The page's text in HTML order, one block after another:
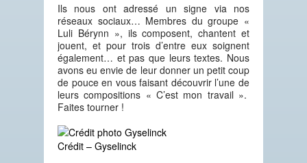
Ils nous ont adressé un signe via nos
réseaux sociaux… Membres du groupe «
Luli Bérynn », ils composent, chantent et
jouent, et pour trois d’entre eux soignent
également… et pas que leurs textes. Nous
avons eu envie de leur donner un petit coup
de pouce en vous faisant découvrir l’une de
leurs compositions « C’est mon travail ».
Faites tourner !
Crédit – Gyselinck